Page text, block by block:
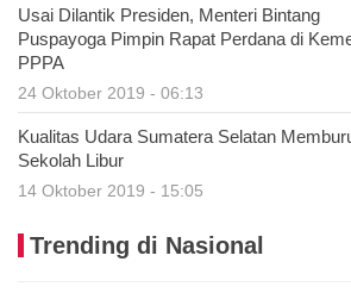
Usai Dilantik Presiden, Menteri Bintang
Puspayoga Pimpin Rapat Perdana di
PPPA
24 Oktober 2019 - 06:13
Kualitas Udara Sumatera Selatan
Sekolah Libur
14 Oktober 2019 - 15:05
Trending di Nasional